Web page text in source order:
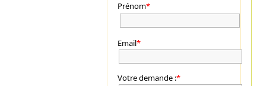
Prénom*
Email*
Votre demande :*